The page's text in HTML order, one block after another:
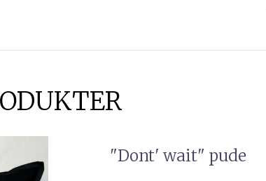
"Dont' wait" pude